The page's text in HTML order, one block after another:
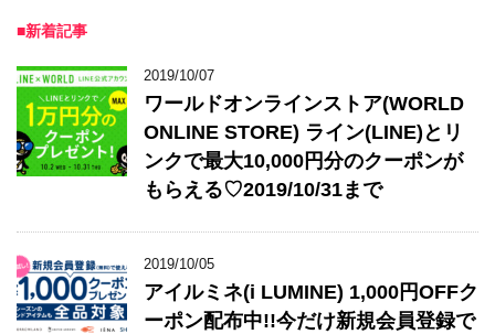
■新着記事
2019/10/07
ワールドオンラインストア(WORLD
ONLINE STORE) ライン(LINE)とリ
ンクで最大10,000円分のクーポンが
もらえる♡2019/10/31まで
2019/10/05
アイルミネ(i LUMINE) 1,000円OFFク
ーポン配布中!!今だけ新規会員登録で